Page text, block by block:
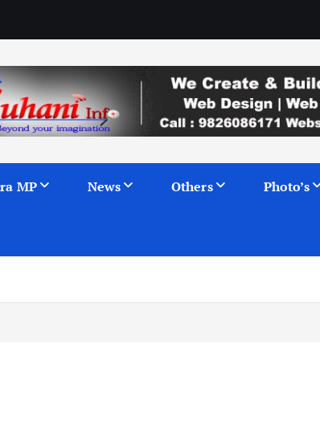
MP News Others Photo’s